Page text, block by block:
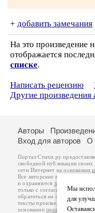
+ добавить замечания
На это произведение
отображается
списке.
Написать рецензию
Другие
Мы
для
Авторы
Вход для авторов
О
Портал Стихи.ру
свободной публикации своих
сети Интернет на основании
Все авторские права на
и охраняются законом
.
только с согласия его
обратиться на его авторской
тексты произведений авторы
основанииправил публикации